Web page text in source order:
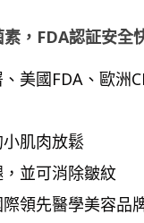
，FDA認証安全
美國FDA、歐洲
肌肉放鬆
並可消除皺紋
領先醫學美容品